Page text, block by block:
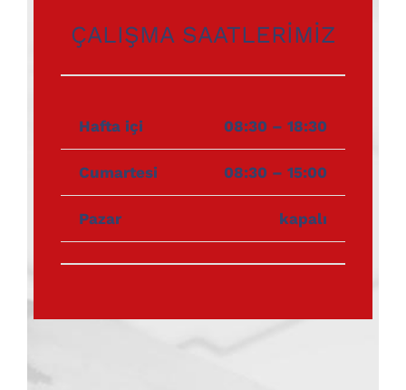
ÇALIŞMA SAATLERİMİZ
Hafta içi 08:30 – 18:30
Cumartesi 08:30 – 15:00
Pazar kapalı